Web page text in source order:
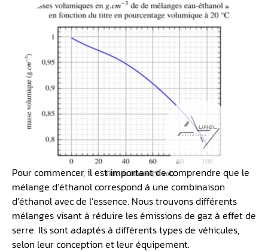
Pour commencer, il est important de comprendre que le
mélange d’éthanol correspond à une combinaison
d’éthanol avec de l’essence. Nous trouvons différents
mélanges visant à réduire les émissions de gaz à effet de
serre. Ils sont adaptés à différents types de véhicules,
selon leur conception et leur équipement.